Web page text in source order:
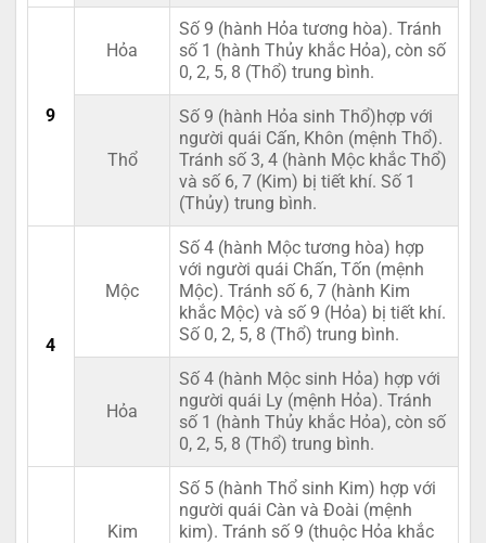
9
Hỏa
Số 9 (hành Hỏa tương hòa). Tránh
số 1 (hành Thủy khắc Hỏa), còn số
0, 2, 5, 8 (Thổ) trung bình.
Thổ
Số 9 (hành Hỏa sinh Thổ)hợp với
người quái Cấn, Khôn (mệnh Thổ).
Tránh số 3, 4 (hành Mộc khắc Thổ)
và số 6, 7 (Kim) bị tiết khí. Số 1
(Thủy) trung bình.
4
Mộc
Số 4 (hành Mộc tương hòa) hợp
với người quái Chấn, Tốn (mệnh
Mộc). Tránh số 6, 7 (hành Kim
khắc Mộc) và số 9 (Hỏa) bị tiết khí.
Số 0, 2, 5, 8 (Thổ) trung bình.
Hỏa
Số 4 (hành Mộc sinh Hỏa) hợp với
người quái Ly (mệnh Hỏa). Tránh
số 1 (hành Thủy khắc Hỏa), còn số
0, 2, 5, 8 (Thổ) trung bình.
Kim
Số 5 (hành Thổ sinh Kim) hợp với
người quái Càn và Đoài (mệnh
kim). Tránh số 9 (thuộc Hỏa khắc